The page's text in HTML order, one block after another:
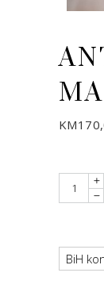
KM
Quantity
BiH